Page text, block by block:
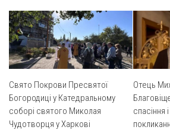
Святого Василія Великого
Комісії
Катехитична комісія
Комісія у справах молоді
Комісія у справах родини
Комісія з питань душпастирства
Свято Покрови Пресвятої
Богородиці у Катедральному
соборі святого Миколая
Чудотворця у Харкові
Отець
спасіння